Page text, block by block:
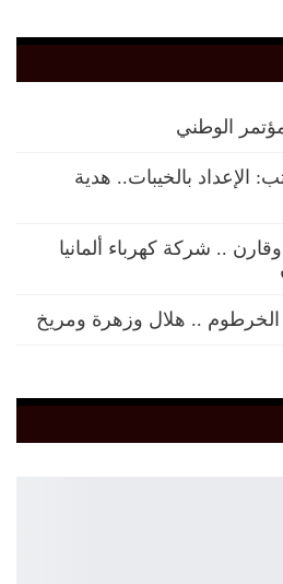
الوطني
بالخيبات.. هدية
.. شركة كهرباء ألمانيا
.. هلال وزهرة ومريخ